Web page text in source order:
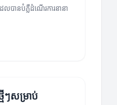
លបានបំភ្លឺដំណើរការនានា
មីៗសម្រាប់